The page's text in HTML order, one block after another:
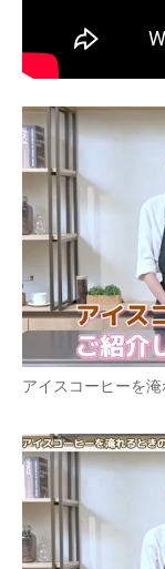
AI活用のいまが
企業ITのトレンド
経営リーダーの
マーケ×ITの今が
ITエンジニア向け
企業向けIT製品
IT製品の技術・比
製造業のIT導入・
エレクトロニク
電子設計の基本
エネルギーの専門
アイスコーヒーを